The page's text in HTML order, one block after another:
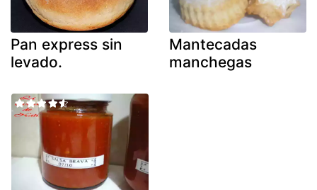
Pan express sin
levado.
Mantecadas
manchegas